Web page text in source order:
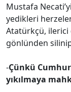
Mustafa
yedikleri
Atatürkçü, ilerici
gönlünden
-Çünkü
yıkılmaya